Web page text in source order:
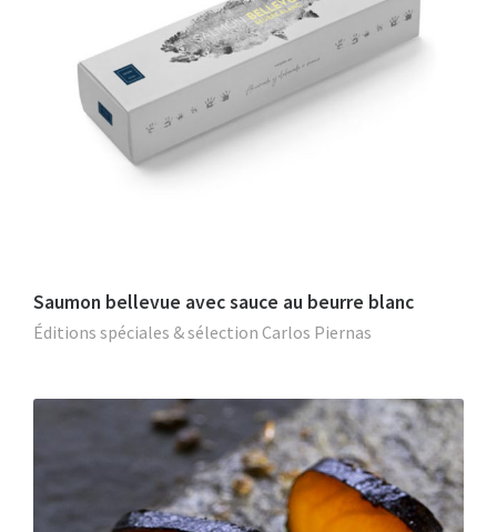
Saumon bellevue avec sauce au beurre blanc
Éditions spéciales & sélection Carlos Piernas